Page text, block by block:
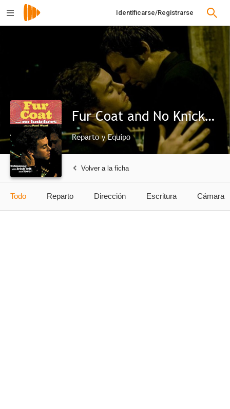
Identificarse/Registrarse
Fur Coat and No Knickers
Reparto y Equipo
Volver a la ficha
Todo Reparto Dirección Escritura Cámara